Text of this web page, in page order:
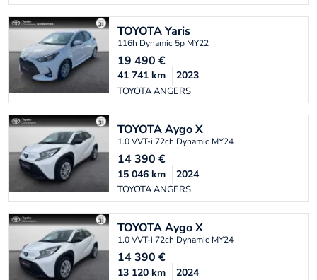
TOYOTAYaris
116h Dynamic 5p MY22
19 490 €
TOYOTA ANGERS
41 741 km 2023
TOYOTAAygo X
1.0 VVT-i 72ch Dynamic MY24
14 390 €
TOYOTA ANGERS
15 046 km 2024
TOYOTAAygo X
1.0 VVT-i 72ch Dynamic MY24
14 390 €
13 120 km 2024